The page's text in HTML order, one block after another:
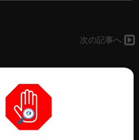
次の記事へ
スポンサーリンク